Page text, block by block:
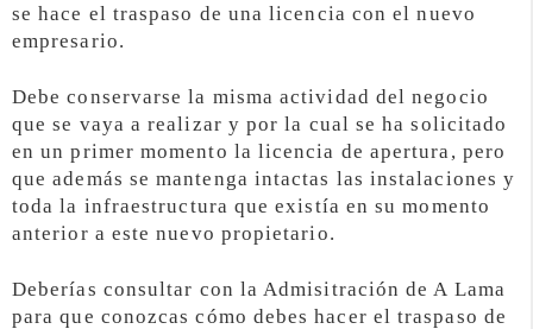
se hace el traspaso de una licencia con el nuevo
empresario.
Debe conservarse la misma actividad del negocio
que se vaya a realizar y por la cual se ha solicitado
en un primer momento la licencia de apertura, pero
que además se mantenga intactas las instalaciones y
toda la infraestructura que existía en su momento
anterior a este nuevo propietario.
Deberías consultar con la Admisitración de A Lama
para que conozcas cómo debes hacer el traspaso de